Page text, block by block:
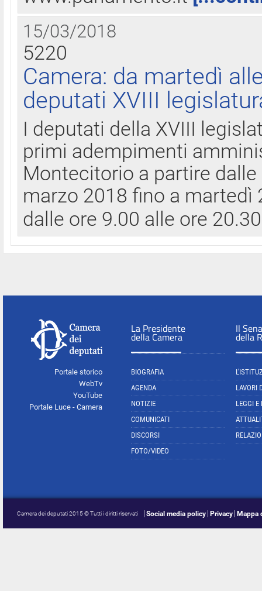
15/03/2018
5220
Camera: da martedì
deputati XVIII
I deputati della XVIII
primi adempimenti
Montecitorio a partire
marzo 2018 fino a
dalle ore 9.00 alle ore
Portale storico
WebTv
YouTube
Portale Luce - Camera
La Presidente
della Camera
BIOGRAFIA
AGENDA
NOTIZIE
COMUNICATI
DISCORSI
FOTO/VIDEO
Il
della
LAVORI
LEGGI E
Camera dei deputati 2015 © Tutti i diritti riservati Social media policy Privacy Mappa